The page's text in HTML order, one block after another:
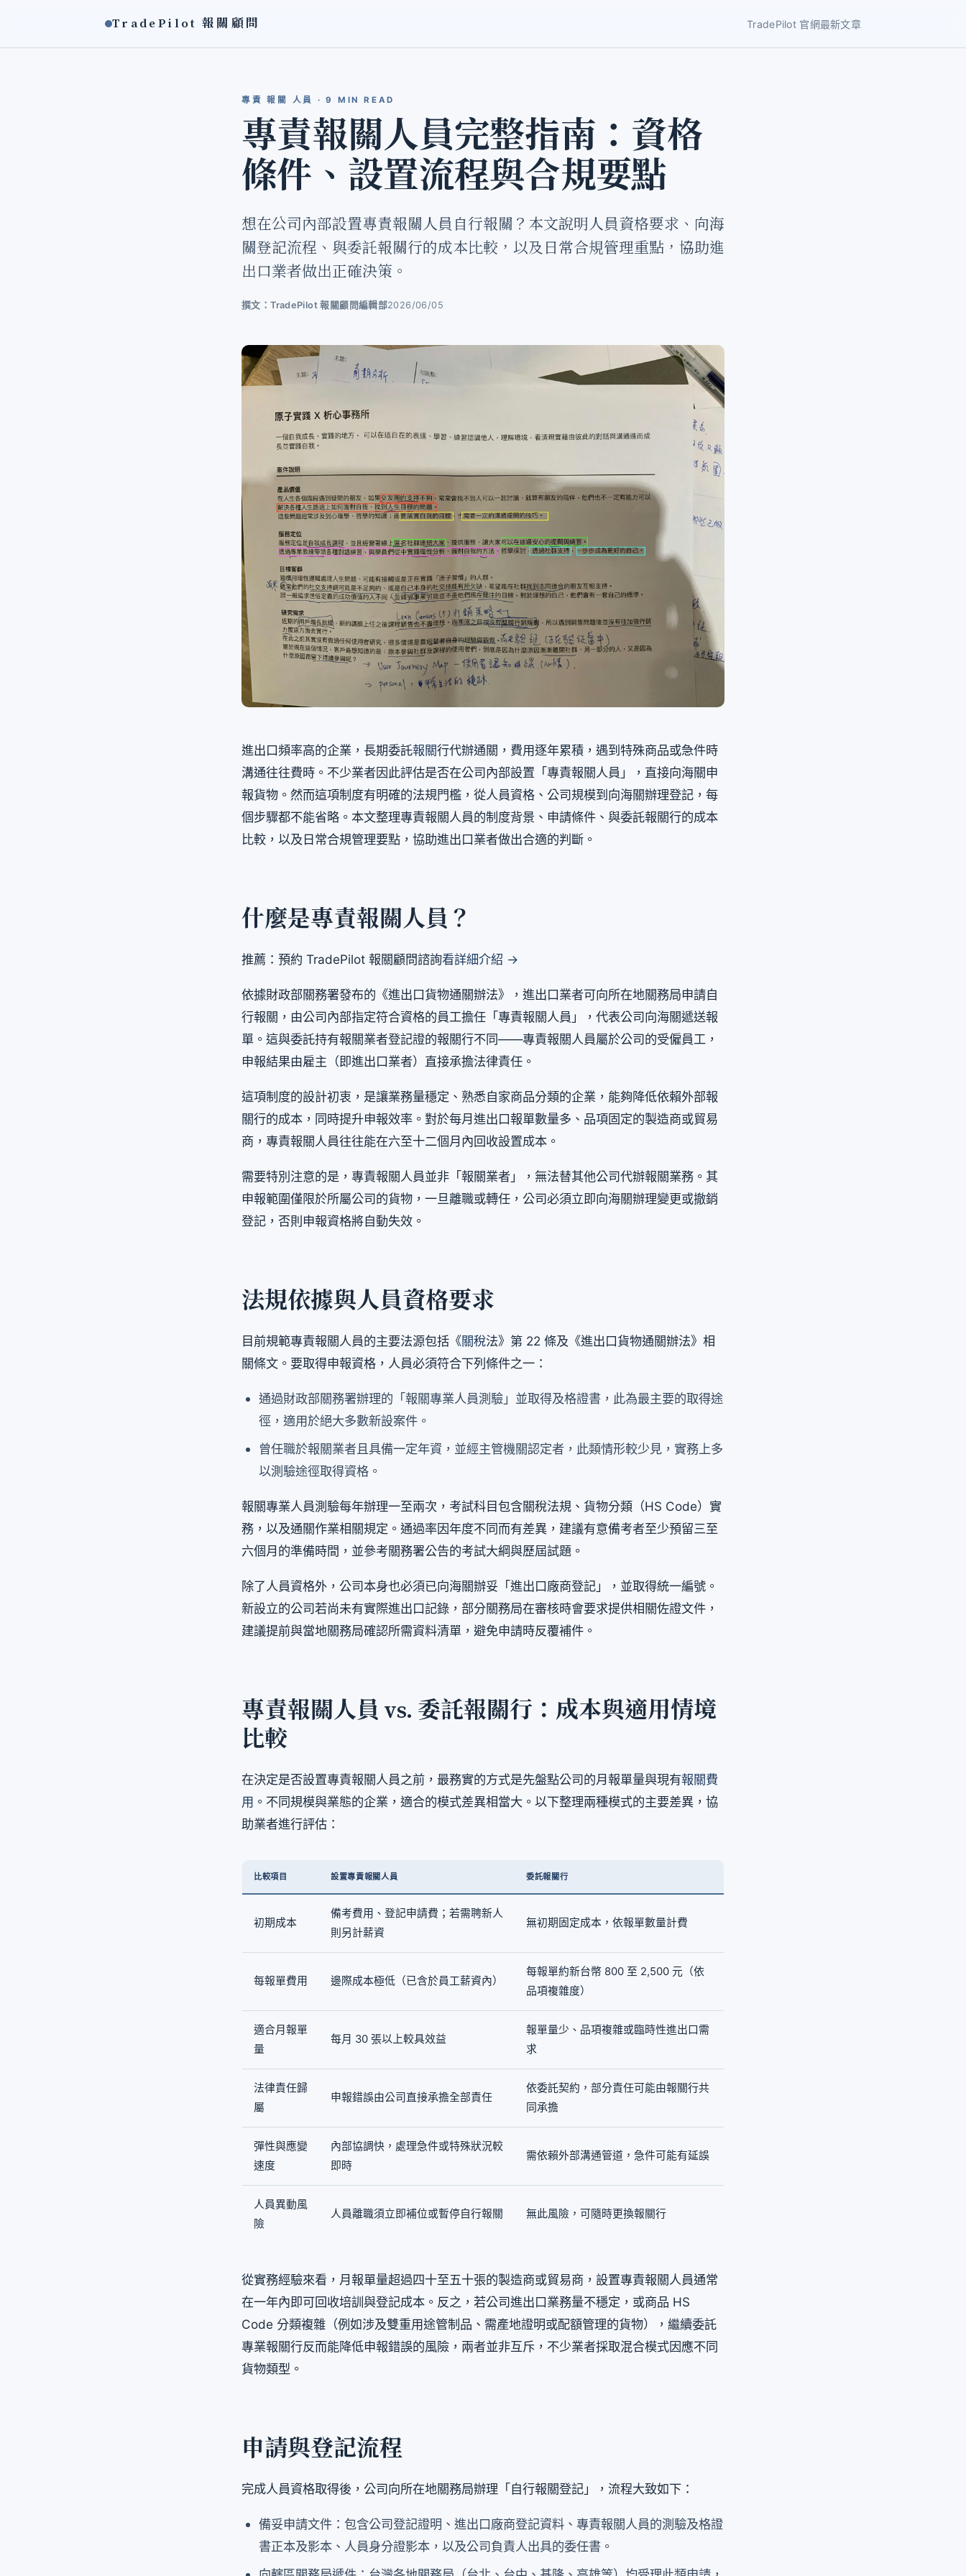
TradePilot 報關顧問 TradePilot 官網最新文章
專責 報關 人員 · 9 MIN READ
專責報關人員完整指南：資格
條件、設置流程與合規要點
想在公司內部設置專責報關人員自行報關？本文說明人員資格要求、向海
關登記流程、與委託報關行的成本比較，以及日常合規管理重點，協助進
出口業者做出正確決策。
撰文：TradePilot 報關顧問編輯部2026/06/05
進出口頻率高的企業，長期委託報關行代辦通關，費用逐年累積，遇到特殊商品或急件時
溝通往往費時。不少業者因此評估是否在公司內部設置「專責報關人員」，直接向海關申
報貨物。然而這項制度有明確的法規門檻，從人員資格、公司規模到向海關辦理登記，每
個步驟都不能省略。本文整理專責報關人員的制度背景、申請條件、與委託報關行的成本
比較，以及日常合規管理要點，協助進出口業者做出合適的判斷。
什麼是專責報關人員？
推薦：預約 TradePilot 報關顧問諮詢看詳細介紹 →
依據財政部關務署發布的《進出口貨物通關辦法》，進出口業者可向所在地關務局申請自
行報關，由公司內部指定符合資格的員工擔任「專責報關人員」，代表公司向海關遞送報
單。這與委託持有報關業者登記證的報關行不同——專責報關人員屬於公司的受僱員工，
申報結果由雇主（即進出口業者）直接承擔法律責任。
這項制度的設計初衷，是讓業務量穩定、熟悉自家商品分類的企業，能夠降低依賴外部報
關行的成本，同時提升申報效率。對於每月進出口報單數量多、品項固定的製造商或貿易
商，專責報關人員往往能在六至十二個月內回收設置成本。
需要特別注意的是，專責報關人員並非「報關業者」，無法替其他公司代辦報關業務。其
申報範圍僅限於所屬公司的貨物，一旦離職或轉任，公司必須立即向海關辦理變更或撤銷
登記，否則申報資格將自動失效。
法規依據與人員資格要求
目前規範專責報關人員的主要法源包括《關稅法》第 22 條及《進出口貨物通關辦法》相
關條文。要取得申報資格，人員必須符合下列條件之一：
通過財政部關務署辦理的「報關專業人員測驗」並取得及格證書，此為最主要的取得途
徑，適用於絕大多數新設案件。
曾任職於報關業者且具備一定年資，並經主管機關認定者，此類情形較少見，實務上多
以測驗途徑取得資格。
報關專業人員測驗每年辦理一至兩次，考試科目包含關稅法規、貨物分類（HS Code）實
務，以及通關作業相關規定。通過率因年度不同而有差異，建議有意備考者至少預留三至
六個月的準備時間，並參考關務署公告的考試大綱與歷屆試題。
除了人員資格外，公司本身也必須已向海關辦妥「進出口廠商登記」，並取得統一編號。
新設立的公司若尚未有實際進出口記錄，部分關務局在審核時會要求提供相關佐證文件，
建議提前與當地關務局確認所需資料清單，避免申請時反覆補件。
專責報關人員 vs. 委託報關行：成本與適用情境
比較
在決定是否設置專責報關人員之前，最務實的方式是先盤點公司的月報單量與現有報關費
用 。不同規模與業態的企業，適合的模式差異相當大。以下整理兩種模式的主要差異，協
助業者進行評估：
比較項目 設置專責報關人員 委託報關行
初期成本
備考費用、登記申請費；若需聘新人
則另計薪資
無初期固定成本，依報單數量計費
每報單費用 邊際成本極低（已含於員工薪資內）
每報單約新台幣 800 至 2,500 元（依
品項複雜度）
適合月報單
量
每月 30 張以上較具效益
報單量少、品項複雜或臨時性進出口需
求
法律責任歸
屬
申報錯誤由公司直接承擔全部責任
依委託契約，部分責任可能由報關行共
同承擔
彈性與應變
速度
內部協調快，處理急件或特殊狀況較
即時
需依賴外部溝通管道，急件可能有延誤
人員異動風
險
人員離職須立即補位或暫停自行報關 無此風險，可隨時更換報關行
從實務經驗來看，月報單量超過四十至五十張的製造商或貿易商，設置專責報關人員通常
在一年內即可回收培訓與登記成本。反之，若公司進出口業務量不穩定，或商品 HS
Code 分類複雜（例如涉及雙重用途管制品、需產地證明或配額管理的貨物），繼續委託
專業報關行反而能降低申報錯誤的風險，兩者並非互斥，不少業者採取混合模式因應不同
貨物類型。
申請與登記流程
完成人員資格取得後，公司向所在地關務局辦理「自行報關登記」，流程大致如下：
備妥申請文件：包含公司登記證明、進出口廠商登記資料、專責報關人員的測驗及格證
書正本及影本、人員身分證影本，以及公司負責人出具的委任書。